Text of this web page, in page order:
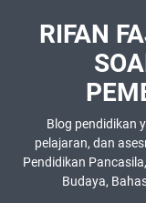
RIFAN
Blog pendidikan
pelajaran, dan
Pendidikan
Budaya,